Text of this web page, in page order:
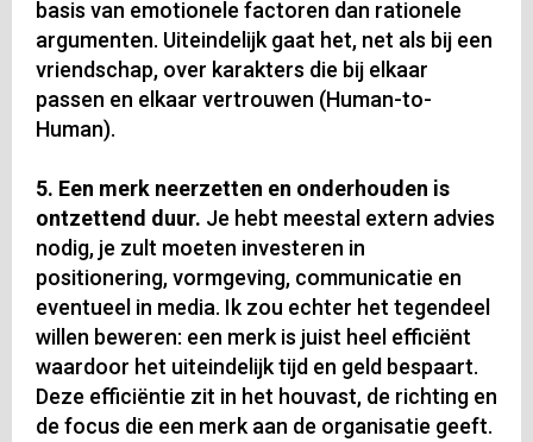
basis van emotionele factoren dan rationele
argumenten. Uiteindelijk gaat het, net als bij een
vriendschap, over karakters die bij elkaar
passen en elkaar vertrouwen (Human-to-
Human).
5. Een merk neerzetten en onderhouden is
ontzettend duur. Je hebt meestal extern advies
nodig, je zult moeten investeren in
positionering, vormgeving, communicatie en
eventueel in media. Ik zou echter het tegendeel
willen beweren: een merk is juist heel efficiënt
waardoor het uiteindelijk tijd en geld bespaart.
Deze efficiëntie zit in het houvast, de richting en
de focus die een merk aan de organisatie geeft.